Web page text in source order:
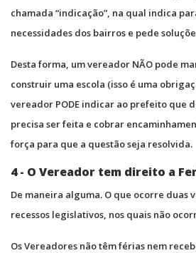
chamada “indicação”, na qual indica
necessidades dos bairros e pede
Desta forma, um vereador NÃO pode
construir uma escola (isso é uma
vereador PODE indicar ao prefeito que
precisa ser feita e cobrar
força para que a questão seja resolvida.
4 - O Vereador tem direito a
De maneira alguma. O que ocorre duas
recessos legislativos, nos quais não
Os Vereadores não têm férias nem